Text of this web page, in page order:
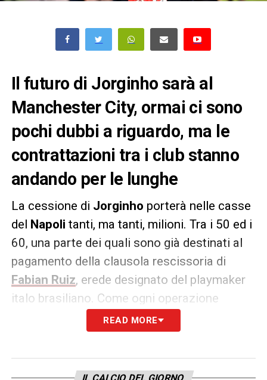
Il futuro di Jorginho sarà al
Manchester City, ormai ci sono
pochi dubbi a riguardo, ma le
contrattazioni tra i club stanno
andando per le lunghe
La cessione di Jorginho porterà nelle casse
del
Napoli tanti, ma tanti, milioni. Tra i 50 ed i
60, una parte dei quali sono già destinati al
pagamento della clausola rescissoria di
Fabian Ruiz, erede designato del playmaker
italo brasiliano. Come ogni operazione
complessa che si rispetti, però, si sta
andando per le lunghe, con Napoli e City
, agente dell’ex centrocampista
READ MORE